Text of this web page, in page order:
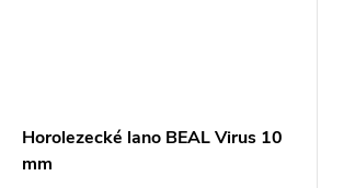
Horolezecké lano BEAL Virus 10
mm